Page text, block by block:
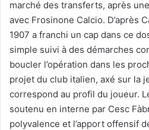
marché des transferts, après
avec Frosinone Calcio. D’après
1907 a franchi un cap dans ce
simple suivi à des démarches
boucler l’opération dans les
projet du club italien, axé sur la
correspond au profil du joueur.
soutenu en interne par Cesc
polyvalence et l’apport offensif